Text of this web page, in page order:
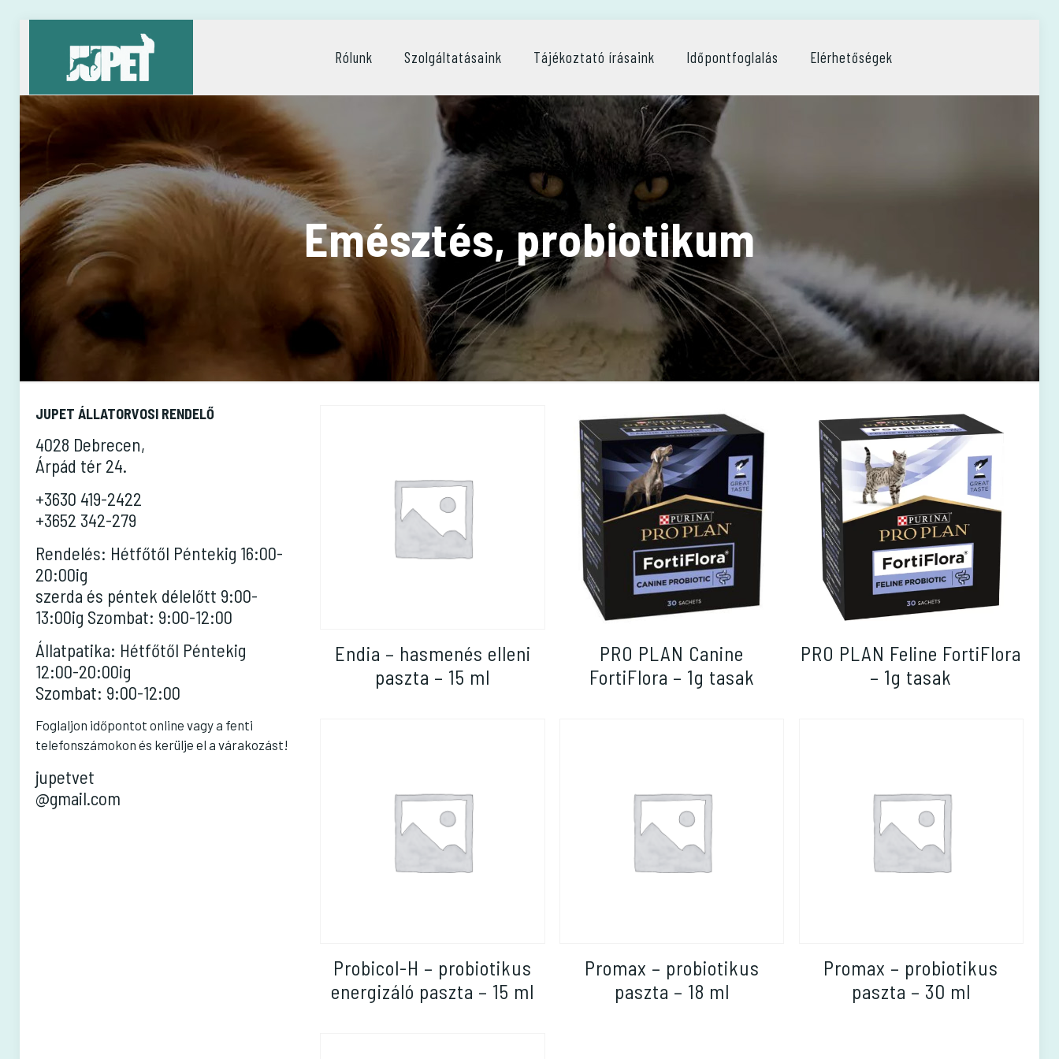
Rólunk Szolgáltatásaink Tájékoztató írásaink Időpontfoglalás Elérhetőségek
Emésztés, probiotikum
Endia – hasmenés elleni
paszta – 15 ml
PRO PLAN Canine
FortiFlora – 1g tasak
PRO PLAN Feline FortiFlora
– 1g tasak
Probicol-H – probiotikus
energizáló paszta – 15 ml
Promax – probiotikus
paszta – 18 ml
Promax – probiotikus
paszta – 30 ml
JUPET ÁLLATORVOSI RENDELŐ
4028 Debrecen,
Árpád tér 24.
+3630 419-2422
+3652 342-279
Rendelés: Hétfőtől Péntekig 16:00-
20:00ig
szerda és péntek délelőtt 9:00-
13:00ig Szombat: 9:00-12:00
Állatpatika: Hétfőtől Péntekig
12:00-20:00ig
Szombat: 9:00-12:00
Foglaljon időpontot online vagy a fenti
telefonszámokon és kerülje el a várakozást!
jupetvet
@gmail.com